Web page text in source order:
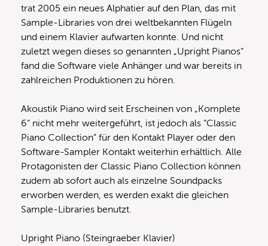
trat 2005 ein neues Alphatier auf den Plan, das mit
Sample-Libraries von drei weltbekannten Flügeln
und einem Klavier aufwarten konnte. Und nicht
zuletzt wegen dieses so genannten „Upright Pianos“
fand die Software viele Anhänger und war bereits in
zahlreichen Produktionen zu hören.
Akoustik Piano wird seit Erscheinen von „Komplete
6“ nicht mehr weitergeführt, ist jedoch als “Classic
Piano Collection” für den Kontakt Player oder den
Software-Sampler Kontakt weiterhin erhältlich. Alle
Protagonisten der Classic Piano Collection können
zudem ab sofort auch als einzelne Soundpacks
erworben werden, es werden exakt die gleichen
Sample-Libraries benutzt.
Upright Piano (Steingraeber Klavier)